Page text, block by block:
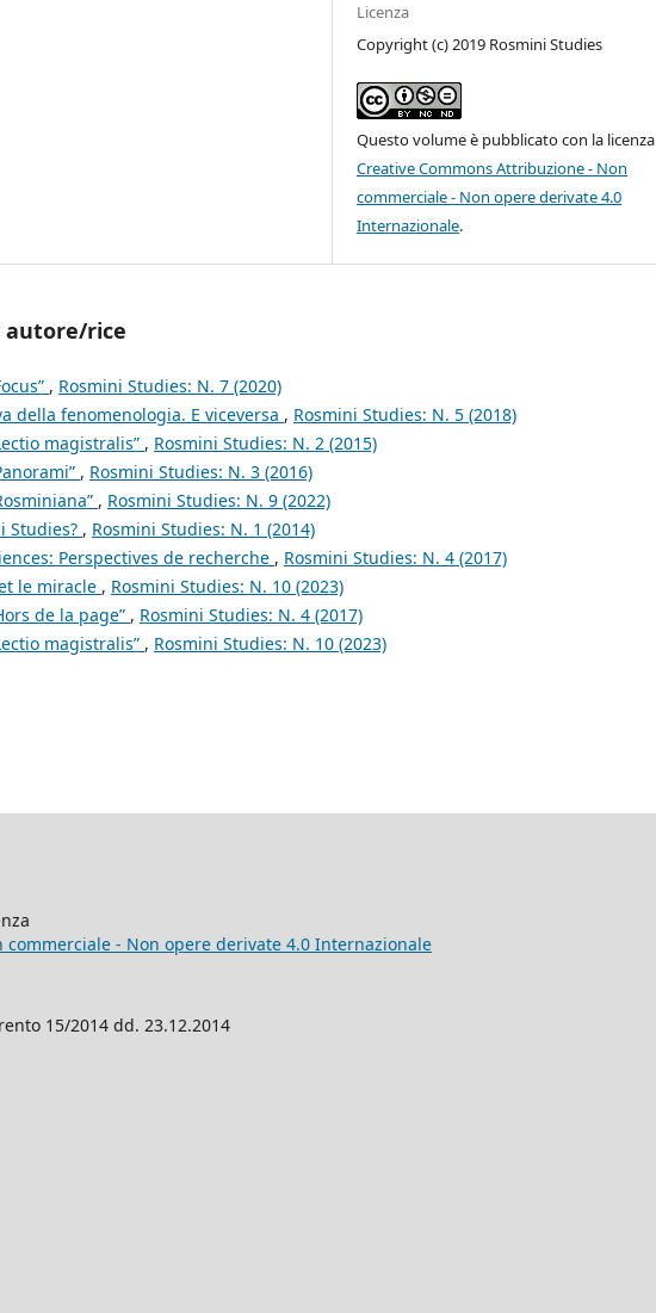
Licenza
Copyright (c) 2019 Rosmini Studies
Questo volume è pubblicato con la licenza
Creative Commons Attribuzione - Non
commerciale - Non opere derivate 4.0
Internazionale.
autore/rice
, Rosmini Studies: N. 7 (2020)
della fenomenologia. E viceversa , Rosmini Studies: N. 5 (2018)
magistralis” , Rosmini Studies: N. 2 (2015)
, Rosmini Studies: N. 3 (2016)
, Rosmini Studies: N. 9 (2022)
Studies? , Rosmini Studies: N. 1 (2014)
Perspectives de recherche , Rosmini Studies: N. 4 (2017)
le miracle , Rosmini Studies: N. 10 (2023)
de la page” , Rosmini Studies: N. 4 (2017)
magistralis” , Rosmini Studies: N. 10 (2023)
- Non opere derivate 4.0 Internazionale
15/2014 dd. 23.12.2014